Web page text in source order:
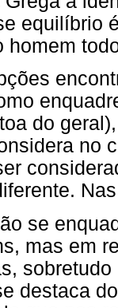
equilíbrio
homem
do
no
se
mas em
sobretudo
destaca